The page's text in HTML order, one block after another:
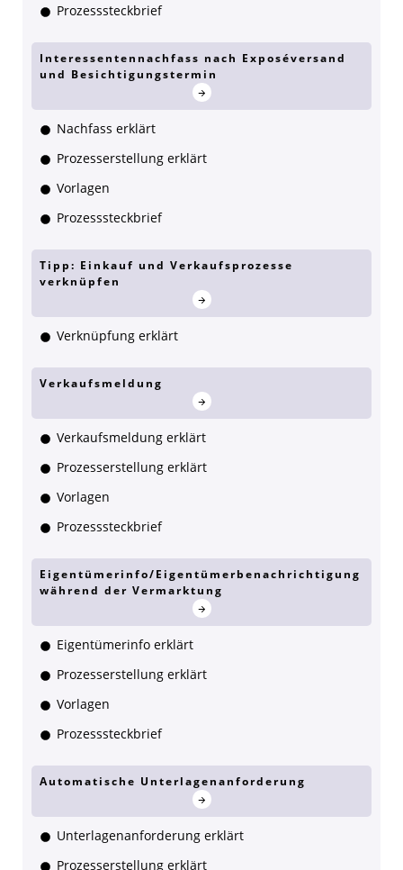
Prozesssteckbrief
Interessentennachfass nach Exposéversand
und Besichtigungstermin
Nachfass erklärt
Prozesserstellung erklärt
Vorlagen
Prozesssteckbrief
Tipp: Einkauf und Verkaufsprozesse
verknüpfen
Verknüpfung erklärt
Verkaufsmeldung
Verkaufsmeldung erklärt
Prozesserstellung erklärt
Vorlagen
Prozesssteckbrief
Eigentümerinfo/Eigentümerbenachrichtigung
während der Vermarktung
Eigentümerinfo erklärt
Prozesserstellung erklärt
Vorlagen
Prozesssteckbrief
Automatische Unterlagenanforderung
Unterlagenanforderung erklärt
Prozesserstellung erklärt